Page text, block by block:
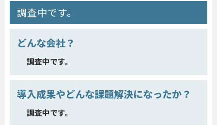
調査中です。
どんな会社？
調査中です。
導入成果やどんな課題解決になったか？
調査中です。